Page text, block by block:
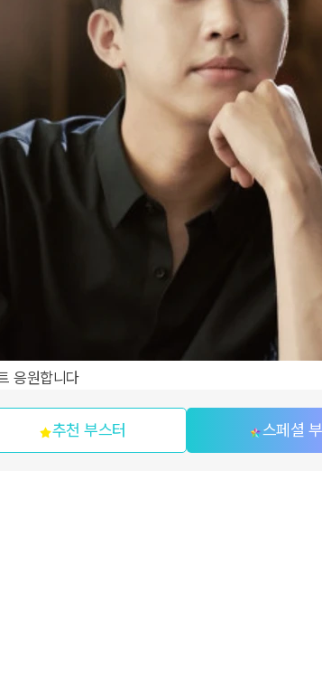
응원합니다
추천 부스터 스페셜